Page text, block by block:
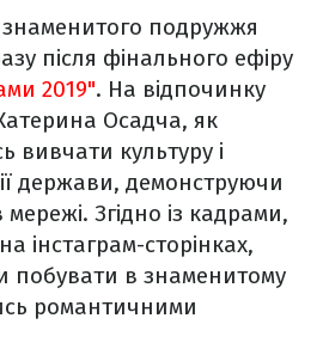
знаменитого подружжя
після фінального ефіру
2019". На відпочинку
Осадча, як
вивчати культуру і
держави, демонструючи
мережі. Згідно із кадрами,
інстаграм-сторінках,
побувати в знаменитому
романтичними